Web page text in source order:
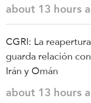
about 13 hours
CGRI: La
guarda relación
Irán y Omán
about 13 hours